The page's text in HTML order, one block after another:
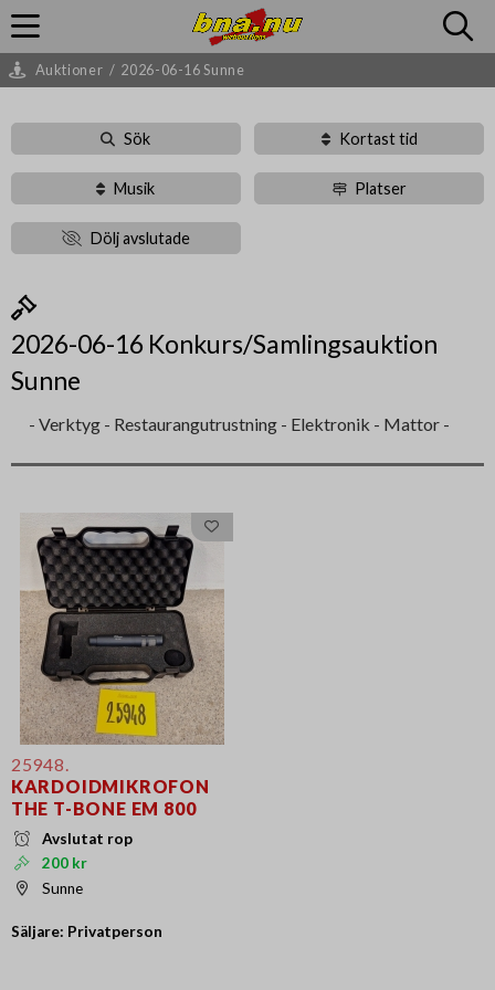
Auktioner / 2026-06-16 Sunne
Sök Kortast tid
Musik Platser
Dölj avslutade
2026-06-16 Konkurs/Samlingsauktion
Sunne
- Verktyg - Restaurangutrustning - Elektronik - Mattor -
25948.
KARDOIDMIKROFON
THE T-BONE EM 800
Avslutat rop
200 kr
Sunne
Säljare: Privatperson